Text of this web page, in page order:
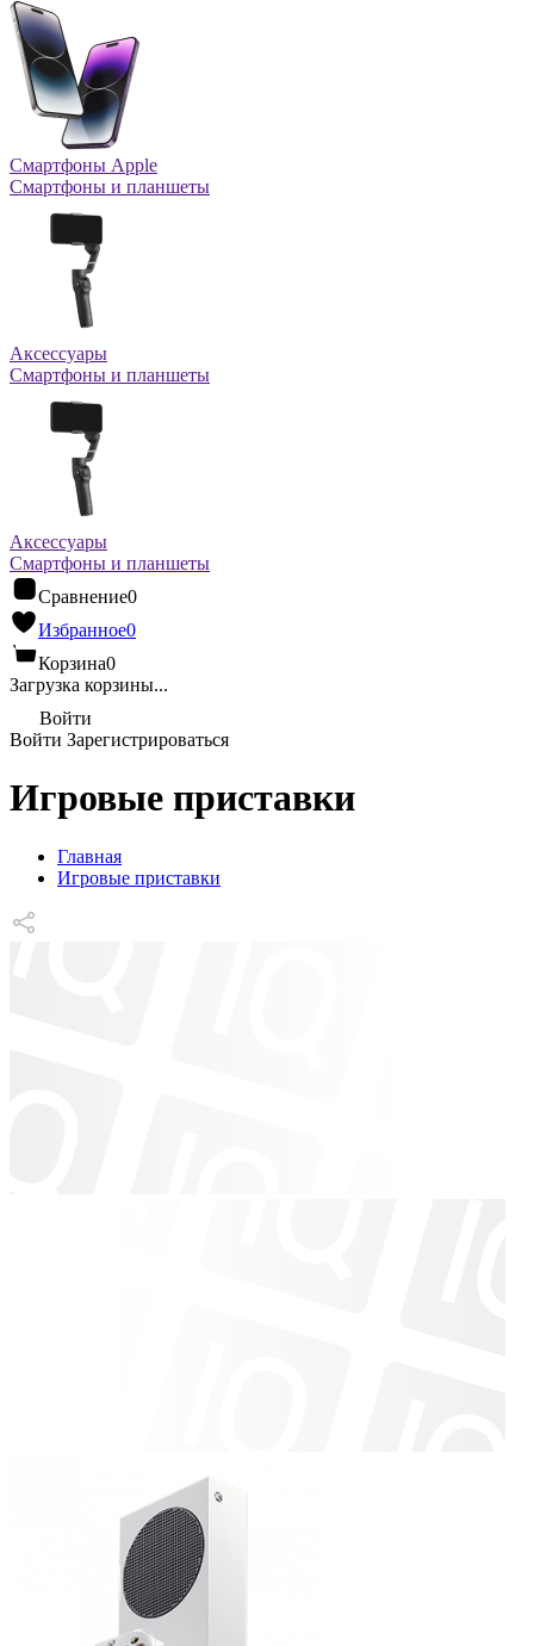
Смартфоны Apple
Смартфоны и планшеты
Аксессуары
Смартфоны и планшеты
Аксессуары
Смартфоны и планшеты
Сравнение0
Избранное0
Корзина0
Загрузка корзины...
Войти
Войти Зарегистрироваться
Игровые приставки
Главная
Игровые приставки